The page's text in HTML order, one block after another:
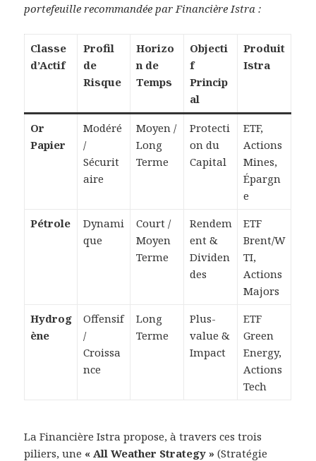
portefeuille recommandée par Financière Istra :
Classe
d’Actif
Profil
de
Risque
Horizo
n de
Temps
Objecti
f
Princip
al
Produit
Istra
Or
Papier
Modéré
/
Sécurit
aire
Moyen /
Long
Terme
Protecti
on du
Capital
ETF,
Actions
Mines,
Épargn
e
Pétrole
Dynami
que
Court /
Moyen
Terme
Rendem
ent &
Dividen
des
ETF
Brent/W
TI,
Actions
Majors
Hydrog
ène
Offensif
/
Croissa
nce
Long
Terme
Plus-
value &
Impact
ETF
Green
Energy,
Actions
Tech
La Financière Istra propose, à travers ces trois
piliers, une « All Weather Strategy » (Stratégie